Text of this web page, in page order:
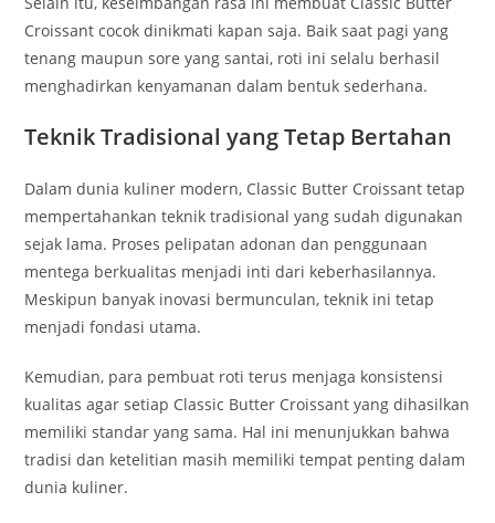
Croissant cocok dinikmati kapan saja. Baik saat pagi yang
tenang maupun sore yang santai, roti ini selalu berhasil
menghadirkan kenyamanan dalam bentuk sederhana.
Teknik Tradisional yang Tetap Bertahan
Dalam dunia kuliner modern, Classic Butter Croissant tetap
mempertahankan teknik tradisional yang sudah digunakan
sejak lama. Proses pelipatan adonan dan penggunaan
mentega berkualitas menjadi inti dari keberhasilannya.
Meskipun banyak inovasi bermunculan, teknik ini tetap
menjadi fondasi utama.
Kemudian, para pembuat roti terus menjaga konsistensi
kualitas agar setiap Classic Butter Croissant yang dihasilkan
memiliki standar yang sama. Hal ini menunjukkan bahwa
tradisi dan ketelitian masih memiliki tempat penting dalam
dunia kuliner.